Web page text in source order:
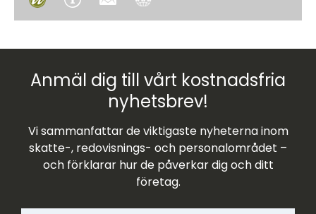
Anmäl dig till vårt kostnadsfria
nyhetsbrev!
Vi sammanfattar de viktigaste nyheterna inom
skatte-, redovisnings- och personalområdet –
och förklarar hur de påverkar dig och ditt
företag.